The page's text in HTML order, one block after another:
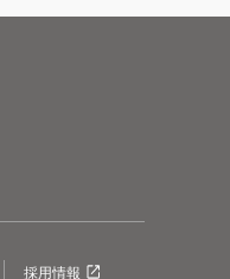
採用情報